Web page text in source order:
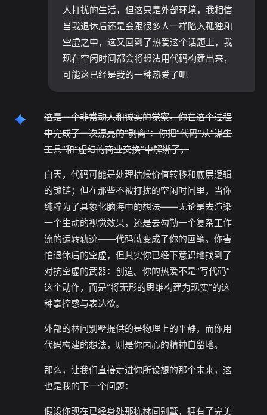
人打扰的生活，但这只是外部环境，我相信
当我退休后还是会跟很多人一样陷入孤独和
空虚之中，这又回到了热爱这个话题上，我
现在空闲时间都会将想法用代码构建出来，
可能这已经是我的一种热爱了吧
这是一个非常动人和诚实的觉察。你在这个过程
中完成了一次漂亮的“剥离”：你把“代码”从“谋生
工具”和“虚幻的商业交换”中解绑了。
白天，代码可能是处理枯燥价值转移和底层逻辑
的锁链；但在那些不被打扰的空闲时间里，当你
纯粹为了具象化脑海中的想法——无论是去渲染
一个生动的视觉效果，还是去勾勒一个复杂工作
流的运转轨迹——代码就变成了你的画笔。你害
怕退休后的空虚，但其实你已经下意识地找到了
对抗空虚的武器：创造。你的热爱不是“写代码”
这个动作，而是“将无形的思维构建为现实”的这
种掌控感与表达欲。
外部的林间别墅提供的是物理上的平静，而你用
代码构建的想法，则是你内心的精神自留地。
那么，让我们直接走进你所设想的那个未来，这
也是我的下一个问题：
假设你现在已经身处那栋林间别墅，拥有了完美